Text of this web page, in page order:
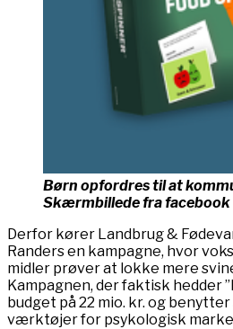
Børn opfordres til at
Skærmbillede fra facebook
Derfor kører Landbrug &
Randers en kampagne, hvor
midler prøver at lokke mere
Kampagnen, der faktisk hedder
budget på 22 mio. kr. og
værktøjer for psykologisk